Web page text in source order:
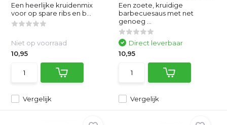
Een heerlijke kruidenmix
voor op spare ribs en b...
Vergelijk
Niet op voorraad
10,95
Een zoete, kruidige
barbecuesaus met net
genoeg ...
Vergelijk
Direct leverbaar
10,95